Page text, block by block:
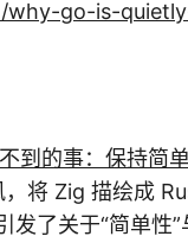
why-go-is-
到的事：保持简单
将 Zig 描绘成
了关于“简单性